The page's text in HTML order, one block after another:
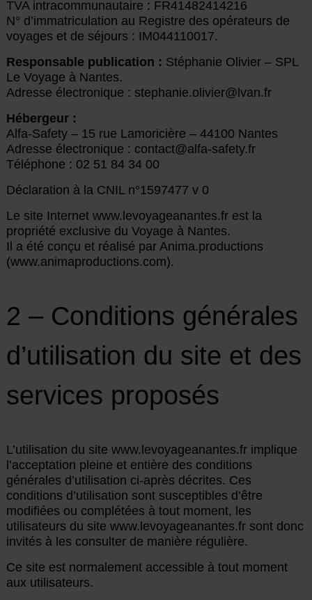
TVA intracommunautaire : FR41482414216
N° d’immatriculation au Registre des opérateurs de
voyages et de séjours : IM044110017.
Responsable publication : Stéphanie Olivier – SPL
Le Voyage à Nantes.
Adresse électronique : stephanie.olivier@lvan.fr
Hébergeur :
Alfa-Safety – 15 rue Lamoricière – 44100 Nantes
Adresse électronique : contact@alfa-safety.fr
Téléphone : 02 51 84 34 00
Déclaration à la CNIL n°1597477 v 0
Le site Internet www.levoyageanantes.fr est la
propriété exclusive du Voyage à Nantes.
Il a été conçu et réalisé par Anima.productions
(www.animaproductions.com).
2 – Conditions générales
d’utilisation du site et des
services proposés
L’utilisation du site www.levoyageanantes.fr implique
l’acceptation pleine et entière des conditions
générales d’utilisation ci-après décrites. Ces
conditions d’utilisation sont susceptibles d’être
modifiées ou complétées à tout moment, les
utilisateurs du site www.levoyageanantes.fr sont donc
invités à les consulter de manière régulière.
Ce site est normalement accessible à tout moment
aux utilisateurs.